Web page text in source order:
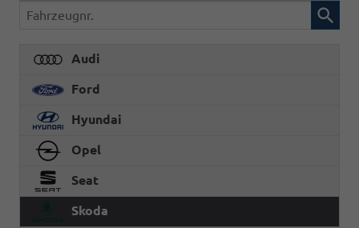
Fahrzeugnr.
Audi
Ford
Hyundai
Opel
Seat
Skoda